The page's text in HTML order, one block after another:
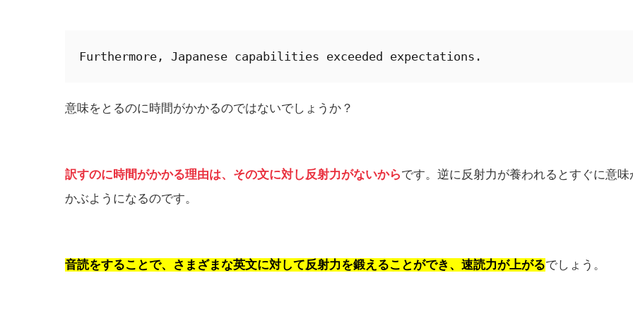
Furthermore, Japanese capabilities exceeded expectations.
意味をとるのに時間がかかるのではないでしょうか？
訳すのに時間がかかる理由は、その文に対し反射力がないからです。逆に反射力が養われるとすぐに意味
かぶようになるのです。
音読をすることで、さまざまな英文に対して反射力を鍛えることができ、速読力が上がるでしょう。